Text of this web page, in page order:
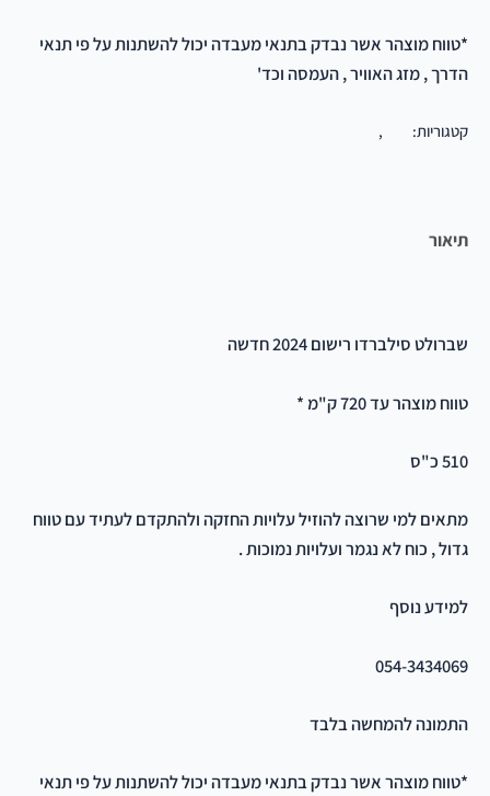
*טווח מוצהר אשר נבדק בתנאי מעבדה יכול להשתנות על פי תנאי
הדרך , מזג האוויר , העמסה וכד'
קטגוריות: ,
תיאור
שברולט סילברדו רישום 2024 חדשה
טווח מוצהר עד 720 ק"מ *
510 כ"ס
מתאים למי שרוצה להוזיל עלויות החזקה ולהתקדם לעתיד עם טווח
גדול , כוח לא נגמר ועלויות נמוכות .
למידע נוסף
054-3434069
התמונה להמחשה בלבד
*טווח מוצהר אשר נבדק בתנאי מעבדה יכול להשתנות על פי תנאי